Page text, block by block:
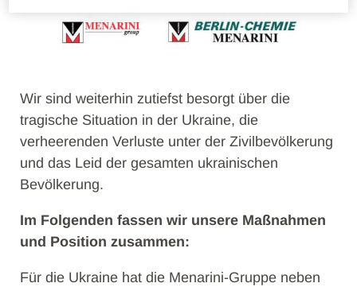
Wir sind weiterhin zutiefst besorgt über die
tragische Situation in der Ukraine, die
verheerenden Verluste unter der Zivilbevölkerung
und das Leid der gesamten ukrainischen
Bevölkerung.
Im Folgenden fassen wir unsere Maßnahmen
und Position zusammen:
Für die Ukraine hat die Menarini-Gruppe neben